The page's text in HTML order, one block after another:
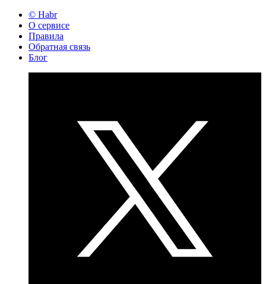
© Habr
О сервисе
Правила
Обратная связь
Блог